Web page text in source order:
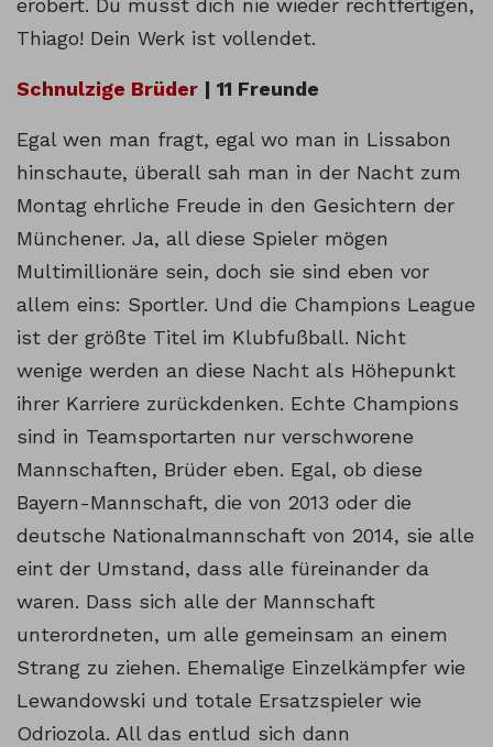
erobert. Du musst dich nie wieder rechtfertigen,
Thiago! Dein Werk ist vollendet.
Schnulzige Brüder | 11 Freunde
Egal wen man fragt, egal wo man in Lissabon
hinschaute, überall sah man in der Nacht zum
Montag ehrliche Freude in den Gesichtern der
Münchener. Ja, all diese Spieler mögen
Multimillionäre sein, doch sie sind eben vor
allem eins: Sportler. Und die Champions League
ist der größte Titel im Klubfußball. Nicht
wenige werden an diese Nacht als Höhepunkt
ihrer Karriere zurückdenken. Echte Champions
sind in Teamsportarten nur verschworene
Mannschaften, Brüder eben. Egal, ob diese
Bayern-Mannschaft, die von 2013 oder die
deutsche Nationalmannschaft von 2014, sie alle
eint der Umstand, dass alle füreinander da
waren. Dass sich alle der Mannschaft
unterordneten, um alle gemeinsam an einem
Strang zu ziehen. Ehemalige Einzelkämpfer wie
Lewandowski und totale Ersatzspieler wie
Odriozola. All das entlud sich dann